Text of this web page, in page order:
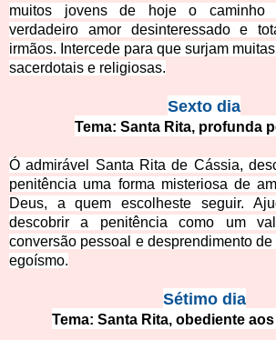
muitos jovens de hoje o caminho
verdadeiro amor desinteressado e
irmãos. Intercede para que surjam
sacerdotais e religiosas.
Sexto dia
Tema: Santa Rita, profunda
Ó admirável Santa Rita de Cássia,
penitência uma forma misteriosa de
Deus, a quem escolheste seguir.
descobrir a penitência como um
conversão pessoal e desprendimento
egoísmo.
Sétimo dia
Tema: Santa Rita, obediente